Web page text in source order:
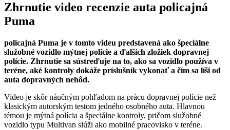
Zhrnutie video recenzie auta policajná
Puma
policajná Puma je v tomto videu predstavená ako špeciálne
služobné vozidlo mýtnej polície a ďalších zložiek dopravnej
polície. Zhrnutie sa sústreďuje na to, ako sa vozidlo používa v
teréne, aké kontroly dokáže príslušník vykonať a čím sa líši od
auta dopravných nehôd.
Video je skôr náučným pohľadom na prácu dopravnej polície než
klasickým autorským testom jedného osobného auta. Hlavnou
témou je mýtná polícia a špeciálne kontroly, pričom služobné
vozidlo typu Multivan slúži ako mobilné pracovisko v teréne.